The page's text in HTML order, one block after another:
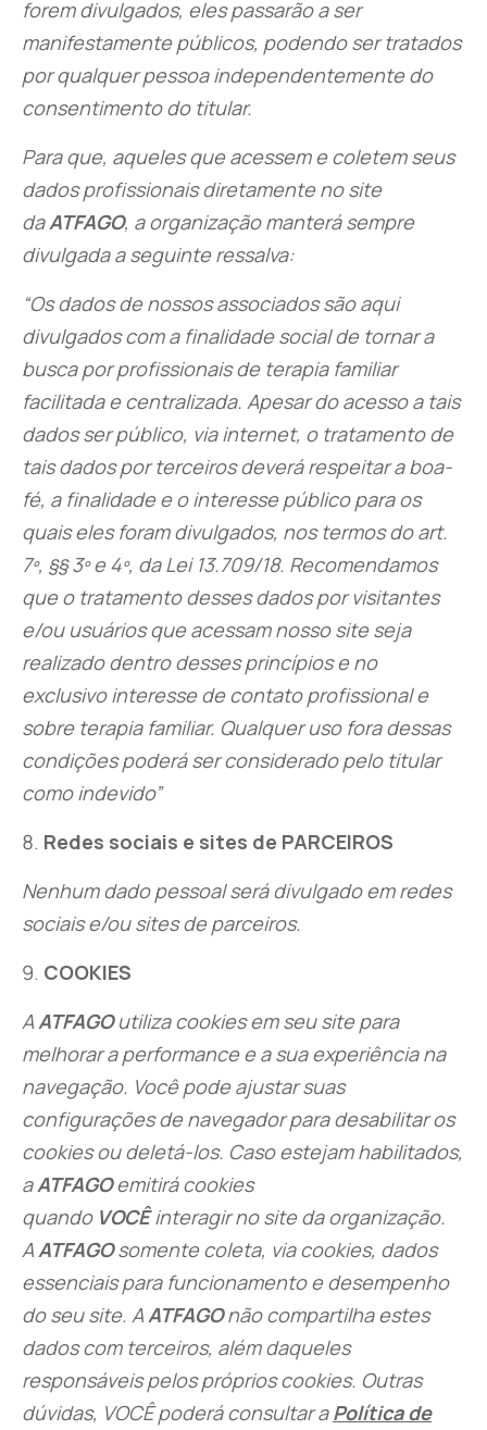
forem divulgados, eles passarão a ser
manifestamente públicos, podendo ser tratados
por qualquer pessoa independentemente do
consentimento do titular.
Para que, aqueles que acessem e coletem seus
dados profissionais diretamente no site
daATFAGO, a organização manterá sempre
divulgada a seguinte ressalva:
“Os dados de nossos associados são aqui
divulgados com a finalidade social de tornar a
busca por profissionais de terapia familiar
facilitada e centralizada. Apesar do acesso a tais
dados ser público, via internet, o tratamento de
tais dados por terceiros deverá respeitar a boa-
fé, a finalidade e o interesse público para os
quais eles foram divulgados, nos termos do art.
7º, §§ 3º e 4º, da Lei 13.709/18. Recomendamos
que o tratamento desses dados por visitantes
e/ou usuários que acessam nosso site seja
realizado dentro desses princípios e no
exclusivo interesse de contato profissional e
sobre terapia familiar. Qualquer uso fora dessas
condições poderá ser considerado pelo titular
como indevido”
Redes sociais e sites de PARCEIROS
Nenhum dado pessoal será divulgado em redes
sociais e/ou sites de parceiros.
COOKIES
AATFAGOutiliza cookies em seu site para
melhorar a performance e a sua experiência na
navegação. Você pode ajustar suas
configurações de navegador para desabilitar os
cookies ou deletá-los. Caso estejam habilitados,
aATFAGOemitirá cookies
quando VOCÊinteragir no site da organização.
AATFAGOsomente coleta, via cookies, dados
essenciais para funcionamento e desempenho
do seu site. AATFAGOnão compartilha estes
dados com terceiros, além daqueles
responsáveis pelos próprios cookies. Outras
dúvidas, VOCÊ poderá consultar aPolítica de